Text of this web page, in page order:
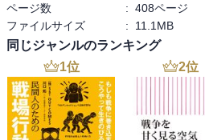
編者であるアジア・パシフィック・イ
一（ちなみに、この人は元朝日新聞の
いている。
「……野党が統治のあり方を組織学習
主義にとって切実な宿題となっている」
政治のリアリズムという観点からす
ページ数
: 408ページ
ファイルサイズ
: 11.1MB
同じジャンルのランキング
1位 2位